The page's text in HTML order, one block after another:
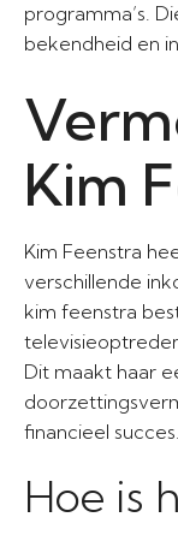
programma’s.
bekendheid en
Kim
Kim Feenstra
verschillende
kim feenstra
Dit maakt haar
financieel succes.
Hoe is